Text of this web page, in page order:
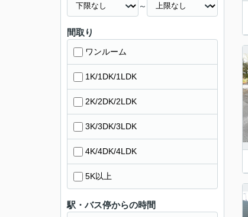
～
間取り
ワンルーム
1K/1DK/1LDK
2K/2DK/2LDK
3K/3DK/3LDK
4K/4DK/4LDK
5K以上
駅・バス停からの時間